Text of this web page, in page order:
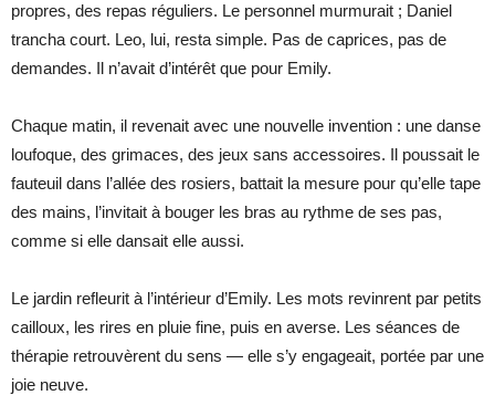
propres, des repas réguliers. Le personnel murmurait ; Daniel
trancha court. Leo, lui, resta simple. Pas de caprices, pas de
demandes. Il n’avait d’intérêt que pour Emily.
Chaque matin, il revenait avec une nouvelle invention : une danse
loufoque, des grimaces, des jeux sans accessoires. Il poussait le
fauteuil dans l’allée des rosiers, battait la mesure pour qu’elle tape
des mains, l’invitait à bouger les bras au rythme de ses pas,
comme si elle dansait elle aussi.
Le jardin refleurit à l’intérieur d’Emily. Les mots revinrent par petits
cailloux, les rires en pluie fine, puis en averse. Les séances de
thérapie retrouvèrent du sens — elle s’y engageait, portée par une
joie neuve.